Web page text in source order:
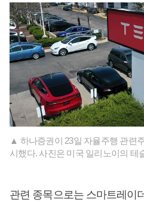
▲ 하나증권이 23일 자율주행 관련
시했다. 사진은 미국 일리노이의 테
관련 종목으로는 스마트레이